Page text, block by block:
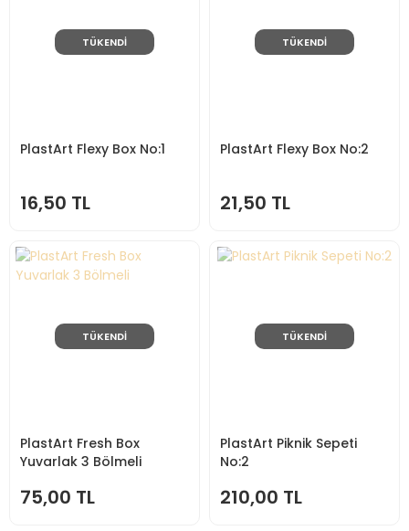
TÜKENDİ
PlastArt Flexy Box No:1
16,50 TL
TÜKENDİ
PlastArt Flexy Box No:2
21,50 TL
TÜKENDİ
PlastArt Fresh Box
Yuvarlak 3 Bölmeli
75,00 TL
TÜKENDİ
PlastArt Piknik Sepeti
No:2
210,00 TL